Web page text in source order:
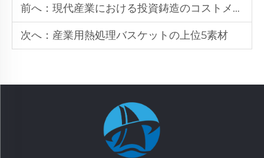
前へ： 現代産業における投資鋳造のコストメリット
次へ： 産業用熱処理バスケットの上位5素材